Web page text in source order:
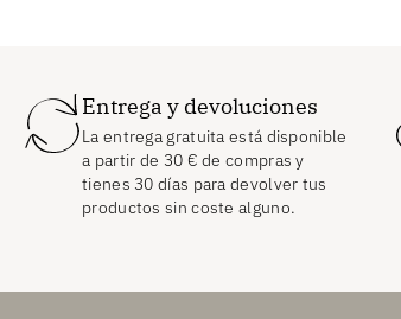
Entrega y devoluciones
La entrega gratuita está disponible
a partir de 30 € de compras y
tienes 30 días para devolver tus
productos sin coste alguno.